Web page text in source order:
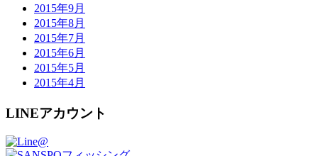
2015年9月
2015年8月
2015年7月
2015年6月
2015年5月
2015年4月
LINEアカウント